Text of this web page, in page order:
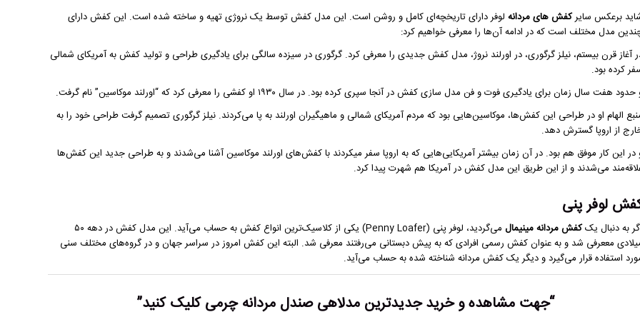
برعکس سایرکفش های مردانهلوفر دارای تاریخچه‌ای کامل و روشن است. این مدل کفش توسط یک نروژی تهیه و ساخته شده است. این کفش دارای
مدل مختلف است که در ادامه آن‌ها را معرفی خواهیم کرد:
آغاز قرن بیستم، نیلز گرگوری، در اورلند نروژ، مدل کفش جدیدی را معرفی کرد. گرگوری در سیزده سالگی برای یادگیری طراحی و تولید کفش به آمریکای شمالی
کرده بود.
هفت سال زمان برای یادگیری فوت و فن مدل سازی کفش در آنجا سپری کرده بود. در سال ۱۹۳۰ او کفشی را معرفی کرد که “اورلند موکاسین” نام گرفت.
الهام او در طراحی این کفش‌ها، موکاسین‌هایی بود که مردم آمریکای شمالی و ماهیگیران اورلند به پا می‌کردند. نیلز گرگوری تصمیم گرفت طراحی خود را به
از اروپا گسترش دهد.
در این کار موفق هم بود. در آن زمان بیشتر آمریکایی‌هایی که به اروپا سفر میکردند با کفش‌های اورلند موکاسین آشنا ‌می‌شدند و به طراحی جدید این کفش‌ها
می‌شدند و از این طریق این مدل کفش در آمریکا هم شهرت پیدا کرد.
لوفر پنی
به دنبال یککفش مردانه مینیمال
می‌گردید، لوفر پنی (Penny Loafer) یکی از کلاسیک‌ترین انواع کفش به حساب می‌آید. این مدل کفش در دهه ۵۰
مععرفی شد و به عنوان کفش رسمی افرادی که به پیش دبستانی می‌رفتند معرفی شد. البته این کفش امروز در سراسر جهان و در گروه‌های مختلف سنی
استفاده قرار می‌گیرد و دیگر یک کفش مردانه شناخته شده به حساب می‌آید.
“جهت مشاهده و خریدجدیدترین مدلاهی صندل مردانه چرمیکلیک کنید”